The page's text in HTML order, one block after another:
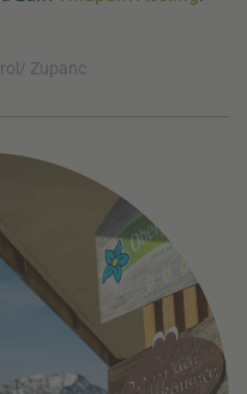
Zupanc